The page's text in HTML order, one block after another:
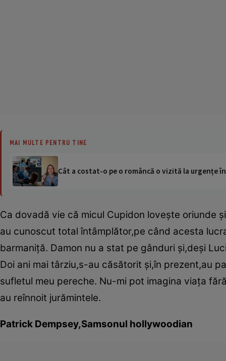
MAI MULTE PENTRU TINE
Cât a costat-o pe o româncă o vizită la urgențe
Ca dovadă vie că micul Cupidon loveşte oriunde
au cunoscut total întâmplător,pe când acesta
barmaniţă. Damon nu a stat pe gânduri şi,deşi
Doi ani mai târziu,s-au căsătorit şi,în prezent,au
sufletul meu pereche. Nu-mi pot imagina viaţa
au reînnoit jurămintele.
Patrick Dempsey,Samsonul hollywoodian